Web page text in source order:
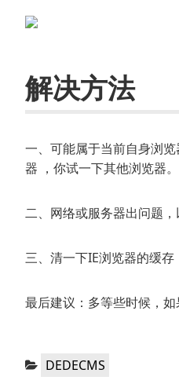
解决方法
一、可能属于当前自身浏
器 ，你试一下其他浏览器。
二、网络或服务器出问题，
三、清一下IE浏览器的缓存
最后建议：多等些时候，
分
DEDECMS